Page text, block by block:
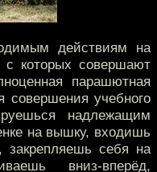
действиям на
с которых совершают
парашютная
совершения учебного
надлежащим
на вышку, входишь
закрепляешь себя на
вниз-вперёд,